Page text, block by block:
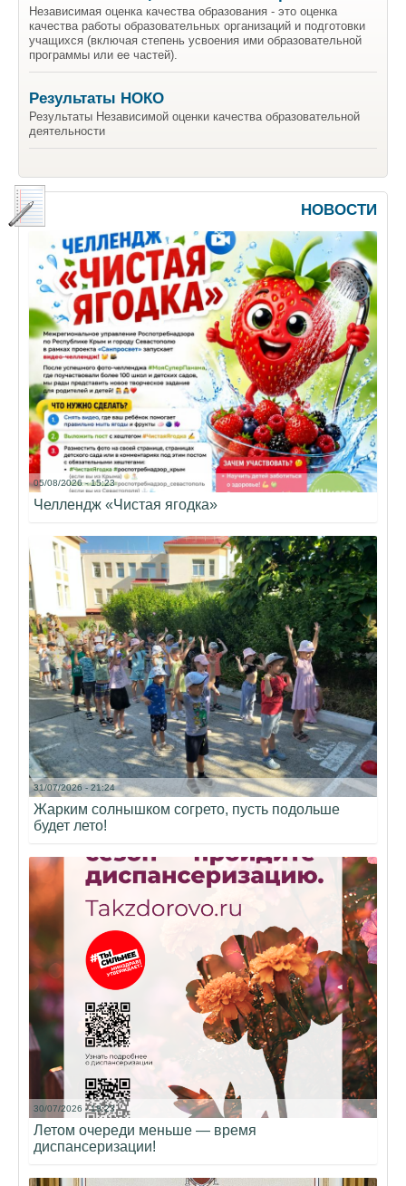
Независимая оценка качества образования - это оценка
качества работы образовательных организаций и подготовки
учащихся (включая степень усвоения ими образовательной
программы или ее частей).
Результаты НОКО
Результаты Независимой оценки качества образовательной
деятельности
НОВОСТИ
05/08/2026 - 15:23
Челлендж «Чистая ягодка»
31/07/2026 - 21:24
Жарким солнышком согрето, пусть подольше
будет лето!
30/07/2026 - 18:23
Летом очереди меньше — время
диспансеризации!